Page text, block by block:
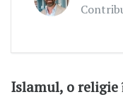
Islamul, o religie